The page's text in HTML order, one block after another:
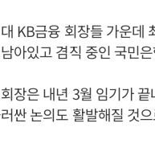
KB금융 회장들 가운데
아있고 겸직 중인 국민
장은 내년 3월 임기가
싼 논의도 활발해질 것